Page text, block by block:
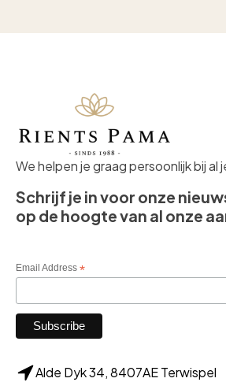
We helpen je graag persoonlijk bij al
Schrijf je in voor onze
op de hoogte van al onze
Email Address *
Alde Dyk 34, 8407AE Terwispel